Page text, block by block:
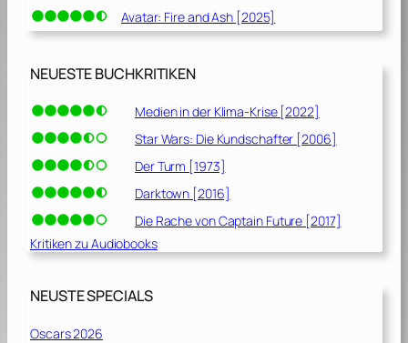
Avatar: Fire and Ash [2025]
NEUESTE BUCHKRITIKEN
Medien in der Klima-Krise [2022]
Star Wars: Die Kundschafter [2006]
Der Turm [1973]
Darktown [2016]
Die Rache von Captain Future [2017]
Kritiken zu Audiobooks
NEUSTE SPECIALS
Oscars 2026